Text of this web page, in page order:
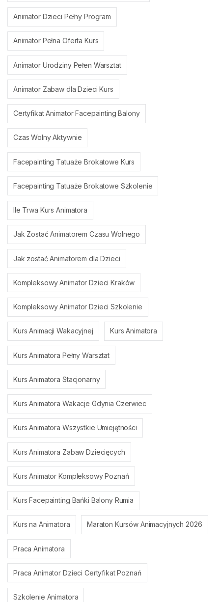
Animator Dzieci Pełny Program
Animator Pełna Oferta Kurs
Animator Urodziny Pełen Warsztat
Animator Zabaw dla Dzieci Kurs
Certyfikat Animator Facepainting Balony
Czas Wolny Aktywnie
Facepainting Tatuaże Brokatowe Kurs
Facepainting Tatuaże Brokatowe Szkolenie
Ile Trwa Kurs Animatora
Jak Zostać Animatorem Czasu Wolnego
Jak zostać Animatorem dla Dzieci
Kompleksowy Animator Dzieci Kraków
Kompleksowy Animator Dzieci Szkolenie
Kurs Animacji Wakacyjnej Kurs Animatora
Kurs Animatora Pełny Warsztat
Kurs Animatora Stacjonarny
Kurs Animatora Wakacje Gdynia Czerwiec
Kurs Animatora Wszystkie Umiejętności
Kurs Animatora Zabaw Dziecięcych
Kurs Animator Kompleksowy Poznań
Kurs Facepainting Bańki Balony Rumia
Kurs na Animatora Maraton Kursów Animacyjnych 2026
Praca Animatora
Praca Animator Dzieci Certyfikat Poznań
Szkolenie Animatora